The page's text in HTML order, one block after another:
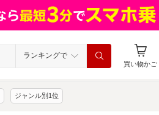
ランキングで
買い物かご
ジャンル別1位